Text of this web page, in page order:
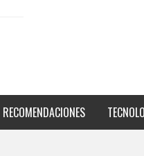
RECOMENDACIONES